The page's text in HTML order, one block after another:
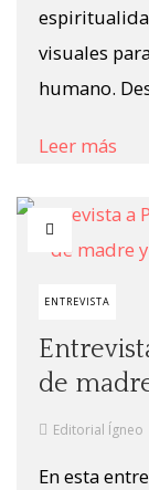
visuales
humano.
Leer más
ENTREVISTA
de
Editorial Ígneo
En esta